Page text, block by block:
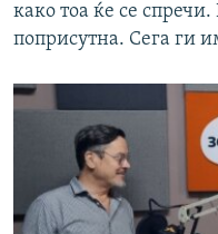
како тоа ќе се
поприсутна. Сега ги